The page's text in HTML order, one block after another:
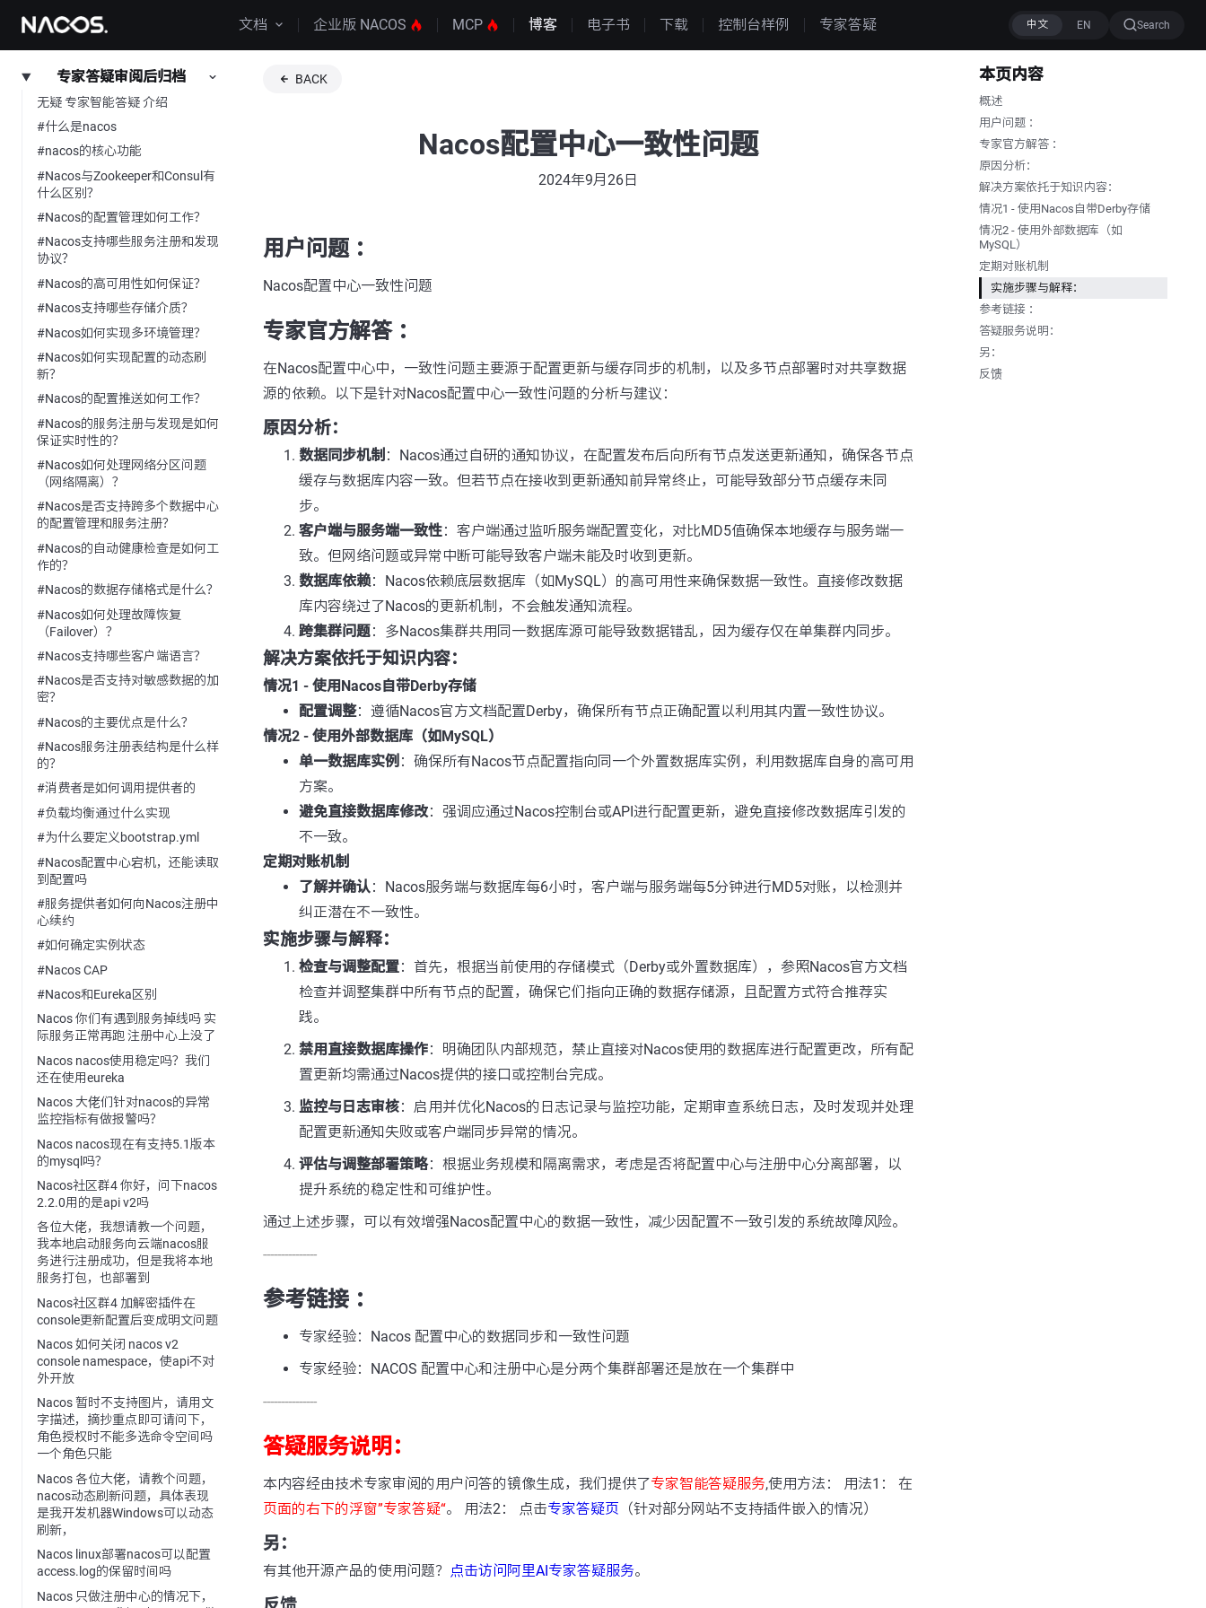
文档 企业版 NACOS MCP 博客 电子书 下载 控制台样例 专家答疑 Search
专家答疑审阅后归档
无疑 专家智能答疑 介绍
#什么是nacos
#nacos的核心功能
#Nacos与Zookeeper和Consul有
什么区别？
#Nacos的配置管理如何工作？
#Nacos支持哪些服务注册和发现
协议？
#Nacos的高可用性如何保证？
#Nacos支持哪些存储介质？
#Nacos如何实现多环境管理？
#Nacos如何实现配置的动态刷
新？
#Nacos的配置推送如何工作？
#Nacos的服务注册与发现是如何
保证实时性的？
#Nacos如何处理网络分区问题
（网络隔离）？
#Nacos是否支持跨多个数据中心
的配置管理和服务注册？
#Nacos的自动健康检查是如何工
作的？
#Nacos的数据存储格式是什么？
#Nacos如何处理故障恢复
（Failover）？
#Nacos支持哪些客户端语言？
#Nacos是否支持对敏感数据的加
密？
#Nacos的主要优点是什么？
#Nacos服务注册表结构是什么样
的？
#消费者是如何调用提供者的
#负载均衡通过什么实现
#为什么要定义bootstrap.yml
#Nacos配置中心宕机，还能读取
到配置吗
#服务提供者如何向Nacos注册中
心续约
#如何确定实例状态
#Nacos CAP
#Nacos和Eureka区别
Nacos 你们有遇到服务掉线吗 实
际服务正常再跑 注册中心上没了
Nacos nacos使用稳定吗？我们
还在使用eureka
Nacos 大佬们针对nacos的异常
监控指标有做报警吗？
Nacos nacos现在有支持5.1版本
的mysql吗？
Nacos社区群4 你好，问下nacos
2.2.0用的是api v2吗
各位大佬，我想请教一个问题，
我本地启动服务向云端nacos服
务进行注册成功，但是我将本地
服务打包，也部署到
Nacos社区群4 加解密插件在
console更新配置后变成明文问题
Nacos 如何关闭 nacos v2
console namespace，使api不对
外开放
Nacos 暂时不支持图片，请用文
字描述，摘抄重点即可请问下，
角色授权时不能多选命令空间吗
一个角色只能
Nacos 各位大佬，请教个问题，
nacos动态刷新问题，具体表现
是我开发机器Windows可以动态
刷新，
Nacos linux部署nacos可以配置
access.log的保留时间吗
Nacos 只做注册中心的情况下，
BACK
Nacos配置中心一致性问题
2024年9月26日
用户问题 ：
Nacos配置中心一致性问题
专家官方解答 ：
在Nacos配置中心中，一致性问题主要源于配置更新与缓存同步的机制，以及多节点部署时对共享数据
源的依赖。以下是针对Nacos配置中心一致性问题的分析与建议：
原因分析：
数据同步机制 ：Nacos通过自研的通知协议，在配置发布后向所有节点发送更新通知，确保各节点
缓存与数据库内容一致。但若节点在接收到更新通知前异常终止，可能导致部分节点缓存未同
步。
客户端与服务端一致性：客户端通过监听服务端配置变化，对比MD5值确保本地缓存与服务端一
致。但网络问题或异常中断可能导致客户端未能及时收到更新。
数据库依赖：Nacos依赖底层数据库（如MySQL）的高可用性来确保数据一致性。直接修改数据
库内容绕过了Nacos的更新机制，不会触发通知流程。
跨集群问题：多Nacos集群共用同一数据库源可能导致数据错乱，因为缓存仅在单集群内同步。
解决方案依托于知识内容：
情况1 - 使用Nacos自带Derby存储
配置调整：遵循Nacos官方文档配置Derby，确保所有节点正确配置以利用其内置一致性协议。
情况2 - 使用外部数据库（如MySQL）
单一数据库实例 ：确保所有Nacos节点配置指向同一个外置数据库实例，利用数据库自身的高可用
方案。
避免直接数据库修改：强调应通过Nacos控制台或API进行配置更新，避免直接修改数据库引发的
不一致。
定期对账机制
了解并确认：Nacos服务端与数据库每6小时，客户端与服务端每5分钟进行MD5对账，以检测并
纠正潜在不一致性。
实施步骤与解释：
检查与调整配置：首先，根据当前使用的存储模式（Derby或外置数据库），参照Nacos官方文档
检查并调整集群中所有节点的配置，确保它们指向正确的数据存储源，且配置方式符合推荐实
践。
禁用直接数据库操作：明确团队内部规范，禁止直接对Nacos使用的数据库进行配置更改，所有配
置更新均需通过Nacos提供的接口或控制台完成。
监控与日志审核：启用并优化Nacos的日志记录与监控功能，定期审查系统日志，及时发现并处理
配置更新通知失败或客户端同步异常的情况。
评估与调整部署策略：根据业务规模和隔离需求，考虑是否将配置中心与注册中心分离部署，以
提升系统的稳定性和可维护性。
通过上述步骤，可以有效增强Nacos配置中心的数据一致性，减少因配置不一致引发的系统故障风险。
---------------
参考链接 ：
专家经验：Nacos 配置中心的数据同步和一致性问题
专家经验：NACOS 配置中心和注册中心是分两个集群部署还是放在一个集群中
---------------
答疑服务说明：
本内容经由技术专家审阅的用户问答的镜像生成，我们提供了专家智能答疑服务,使用方法： 用法1： 在
页面的右下的浮窗”专家答疑“。 用法2： 点击专家答疑页 （针对部分网站不支持插件嵌入的情况）
另：
有其他开源产品的使用问题？ 点击访问阿里AI专家答疑服务。
本页内容
概述
用户问题 ：
专家官方解答 ：
原因分析：
解决方案依托于知识内容：
情况1 - 使用Nacos自带Derby存储
情况2 - 使用外部数据库（如
MySQL）
定期对账机制
实施步骤与解释：
参考链接 ：
答疑服务说明：
另：
反馈